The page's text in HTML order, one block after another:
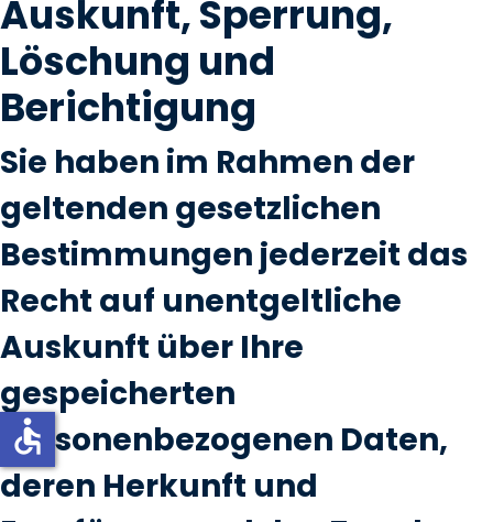
Auskunft, Sperrung,
Löschung und
Berichtigung
Sie haben im Rahmen der
geltenden gesetzlichen
Bestimmungen jederzeit das
Recht auf unentgeltliche
Auskunft über Ihre
gespeicherten
personenbezogenen Daten,
deren Herkunft und
accessible